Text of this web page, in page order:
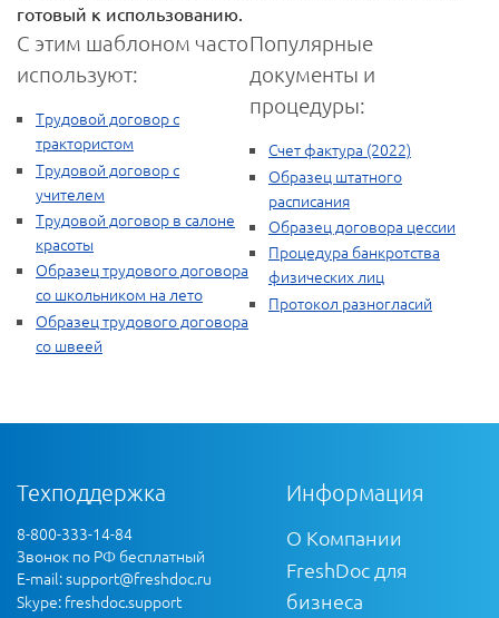
готовый к использованию.
С этим шаблоном часто
используют:
Трудовой договор с
трактористом
Трудовой договор с
учителем
Трудовой договор в салоне
красоты
Образец трудового договора
со школьником на лето
Образец трудового договора
со швеей
Популярные
документы и
процедуры:
Счет фактура (2022)
Образец штатного
расписания
Образец договора цессии
Процедура банкротства
физических лиц
Протокол разногласий
Техподдержка
8-800-333-14-84
Звонок по РФ бесплатный
E-mail:support@freshdoc.ru
Skype: freshdoc.support
Информация
О Компании
FreshDoc для
бизнеса